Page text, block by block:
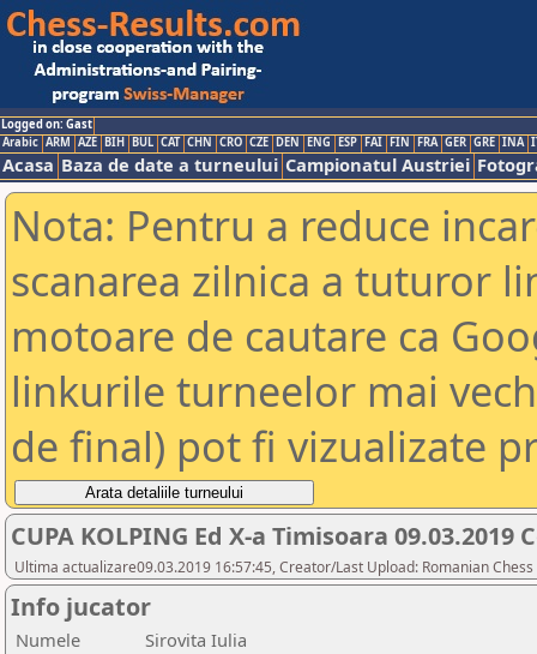
Logged on: Gast
Arabic ARM AZE BIH BUL CAT CHN CRO CZE DEN ENG ESP FAI FIN FRA GER GRE INA
Acasa Baza de date a turneului Campionatul Austriei
Nota: Pentru a reduce
scanarea zilnica a tuturor
motoare de cautare ca
linkurile turneelor mai
de final) pot fi vizualizate
CUPA KOLPING Ed X-a Timisoara 09.03.2019
Ultima actualizare09.03.2019 16:57:45, Creator/Last Upload: Romanian
Info jucator
Numele
Sirovita Iulia